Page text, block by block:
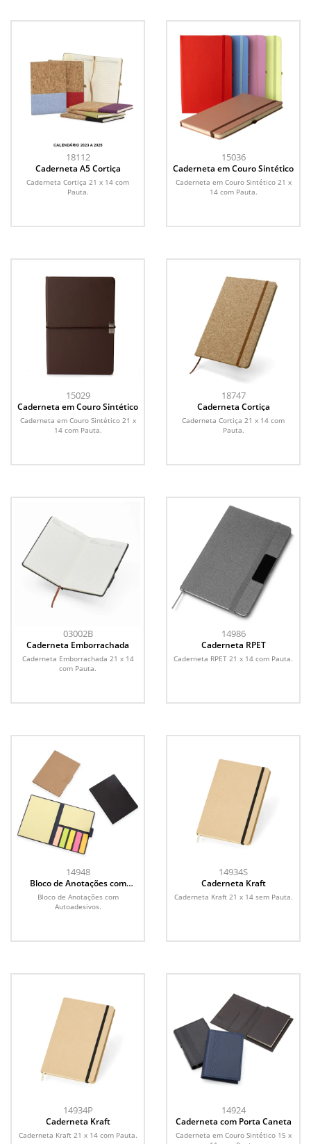
18112
Caderneta A5 Cortiça
Caderneta Cortiça 21 x 14 com
Pauta.
15036
Caderneta em Couro Sintético
Caderneta em Couro Sintético 21 x
14 com Pauta.
15029
Caderneta em Couro Sintético
Caderneta em Couro Sintético 21 x
14 com Pauta.
18747
Caderneta Cortiça
Caderneta Cortiça 21 x 14 com
Pauta.
03002B
Caderneta Emborrachada
Caderneta Emborrachada 21 x 14
com Pauta.
14986
Caderneta RPET
Caderneta RPET 21 x 14 com Pauta.
14948
Bloco de Anotações com
Autoadesivos
Bloco de Anotações com
Autoadesivos.
14934S
Caderneta Kraft
Caderneta Kraft 21 x 14 sem Pauta.
14934P
Caderneta Kraft
Caderneta Kraft 21 x 14 com Pauta.
14924
Caderneta com Porta Caneta
Caderneta em Couro Sintético 15 x